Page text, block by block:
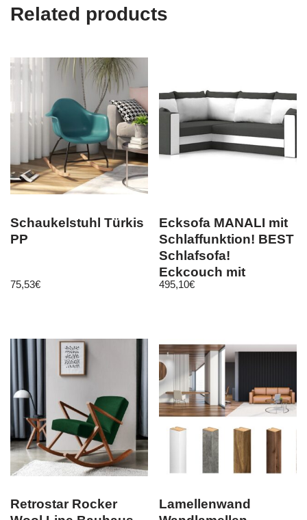
Related products
Schaukelstuhl Türkis
PP
75,53€
Ecksofa MANALI mit
Schlaffunktion! BEST
Schlafsofa!
Eckcouch mit
Bettkasten! Hit!
495,10€
Retrostar Rocker
Lamellenwand